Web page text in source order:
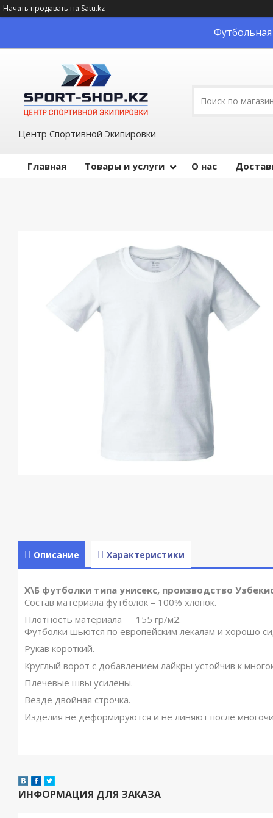
Начать продавать на Satu.kz
Футбольная
Центр Спортивной Экипировки
Главная Товары и услуги О нас
Описание Характеристики
Х\Б футболки типа унисекс, производство
Состав материала футболок – 100% хлопок.
Плотность материала ― 155 гр/м2.
Футболки шьются по европейским лекалам и хорошо
Рукав короткий.
Круглый ворот с добавлением лайкры устойчив к
Плечевые швы усилены.
Везде двойная строчка.
Изделия не деформируются и не линяют после
ИНФОРМАЦИЯ ДЛЯ ЗАКАЗА